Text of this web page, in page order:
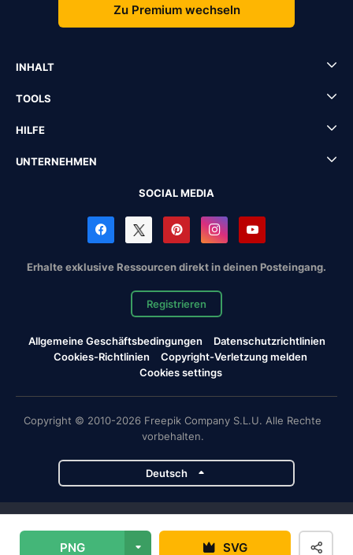
PNG SVG
Zu Premium wechseln
INHALT
TOOLS
HILFE
UNTERNEHMEN
SOCIAL MEDIA
Erhalte exklusive Ressourcen direkt in deinen Posteingang.
Registrieren
Allgemeine Geschäftsbedingungen
Datenschutzrichtlinien
Cookies-Richtlinien
Copyright-Verletzung melden
Cookies settings
Copyright © 2010-2026 Freepik Company S.L.U. Alle Rechte
vorbehalten.
Deutsch